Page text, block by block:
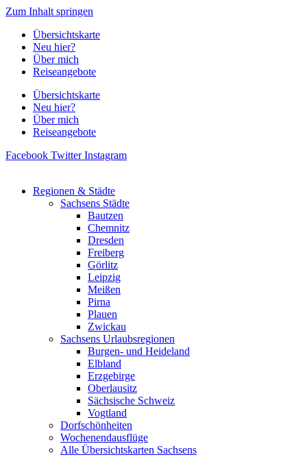
Zum Inhalt springen
Übersichtskarte
Neu hier?
Über mich
Reiseangebote
Übersichtskarte
Neu hier?
Über mich
Reiseangebote
Facebook Twitter Instagram
Regionen & Städte
Sachsens Städte
Bautzen
Chemnitz
Dresden
Freiberg
Görlitz
Leipzig
Meißen
Pirna
Plauen
Zwickau
Sachsens Urlaubsregionen
Burgen- und Heideland
Elbland
Erzgebirge
Oberlausitz
Sächsische Schweiz
Vogtland
Dorfschönheiten
Wochenendausflüge
Alle Übersichtskarten Sachsens